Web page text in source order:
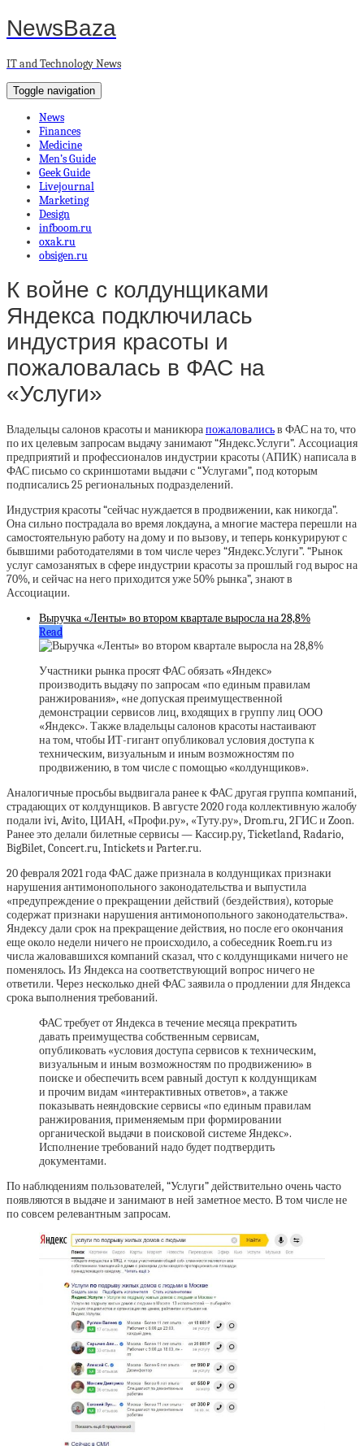
NewsBaza
IT and Technology News
Toggle navigation
News
Finances
Medicine
Men’s Guide
Geek Guide
Livejournal
Marketing
Design
infboom.ru
oxak.ru
obsigen.ru
К войне с колдунщиками
Яндекса подключилась
индустрия красоты и
пожаловалась в ФАС на
«Услуги»
Владельцы салонов красоты и маникюрапожаловалисьв ФАС на то, что
по их целевым запросам выдачу занимают “Яндекс.Услуги”. Ассоциация
предприятий и профессионалов индустрии красоты (АПИК) написала в
ФАС письмо со скриншотами выдачи с “Услугами”, под которым
подписались 25 региональных подразделений.
Индустрия красоты “сейчас нуждается в продвижении, как никогда”.
Она сильно пострадала во время локдауна, а многие мастера перешли на
самостоятельную работу на дому и по вызову, и теперь конкурируют с
бывшими работодателями в том числе через “Яндекс.Услуги”. “Рынок
услуг самозанятых в сфере индустрии красоты за прошлый год вырос на
70%, и сейчас на него приходится уже 50% рынка”, знают в
Ассоциации.
Выручка «Ленты» во втором квартале выросла на 28,8%
Read
Участники рынка просят ФАС обязать «Яндекс»
производить выдачу по запросам «по единым правилам
ранжирования», «не допуская преимущественной
демонстрации сервисов лиц, входящих в группу лиц ООО
«Яндекс». Также владельцы салонов красоты настаивают
на том, чтобы ИТ-гигант опубликовал условия доступа к
техническим, визуальным и иным возможностям по
продвижению, в том числе с помощью «колдунщиков».
Аналогичные просьбы выдвигала ранее к ФАС другая группа компаний,
страдающих от колдунщиков. В августе 2020 года коллективную жалобу
подали ivi, Avito, ЦИАН, «Профи.ру», «Туту.ру», Drom.ru, 2ГИС и Zoon.
Ранее это делали билетные сервисы — Кассир.ру, Ticketland, Radario,
BigBilet, Concert.ru, Intickets и Parter.ru.
20 февраля 2021 года ФАС даже признала в колдунщиках признаки
нарушения антимонопольного законодательства и выпустила
«предупреждение о прекращении действий (бездействия), которые
содержат признаки нарушения антимонопольного законодательства».
Яндексу дали срок на прекращение действия, но после его окончания
еще около недели ничего не происходило, а собеседник Roem.ru из
числа жаловавшихся компаний сказал, что с колдунщиками ничего не
поменялось. Из Яндекса на соответствующий вопрос ничего не
ответили. Через несколько дней ФАС заявила о продлении для Яндекса
срока выполнения требований.
ФАС требует от Яндекса в течение месяца прекратить
давать преимущества собственным сервисам,
опубликовать «условия доступа сервисов к техническим,
визуальным и иным возможностям по продвижению» в
поиске и обеспечить всем равный доступ к колдунщикам
и прочим видам «интерактивных ответов», а также
показывать неяндовские сервисы «по единым правилам
ранжирования, применяемым при формировании
органической выдачи в поисковой системе Яндекс».
Исполнение требований надо будет подтвердить
документами.
По наблюдениям пользователей, “Услуги” действительно очень часто
появляются в выдаче и занимают в ней заметное место. В том числе не
по совсем релевантным запросам.